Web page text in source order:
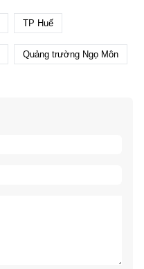
TP Huế
Quảng trường Ngọ Môn